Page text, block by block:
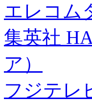
エレコム
集英社
ア）
フジテレ